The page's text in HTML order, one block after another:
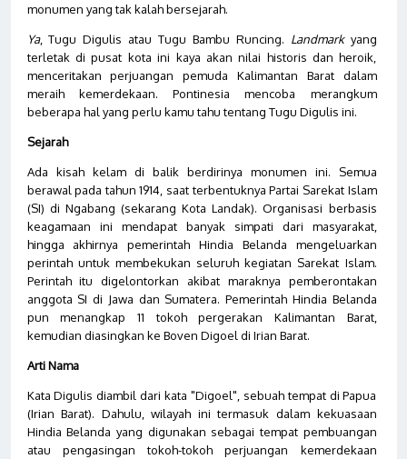
monumen yang tak kalah bersejarah.
Ya, Tugu Digulis atau Tugu Bambu Runcing. Landmarkyang
terletak di pusat kota ini kaya akan nilai historis dan heroik,
menceritakan perjuangan pemuda Kalimantan Barat dalam
meraih kemerdekaan. Pontinesia mencoba merangkum
beberapa hal yang perlu kamu tahu tentang Tugu Digulis ini.
Sejarah
Ada kisah kelam di balik berdirinya monumen ini. Semua
berawal pada tahun 1914, saat terbentuknya Partai Sarekat Islam
(SI) di Ngabang (sekarang Kota Landak). Organisasi berbasis
keagamaan ini mendapat banyak simpati dari masyarakat,
hingga akhirnya pemerintah Hindia Belanda mengeluarkan
perintah untuk membekukan seluruh kegiatan Sarekat Islam.
Perintah itu digelontorkan akibat maraknya pemberontakan
anggota SI di Jawa dan Sumatera. Pemerintah Hindia Belanda
pun menangkap 11 tokoh pergerakan Kalimantan Barat,
kemudian diasingkan ke Boven Digoel di Irian Barat.
Arti Nama
Kata Digulis diambil dari kata "Digoel", sebuah tempat di Papua
(Irian Barat). Dahulu, wilayah ini termasuk dalam kekuasaan
Hindia Belanda yang digunakan sebagai tempat pembuangan
atau pengasingan tokoh-tokoh perjuangan kemerdekaan